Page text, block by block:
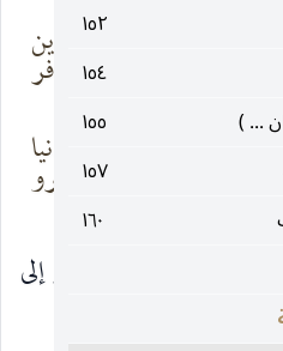
١٥٢
١٥٤
... )
١٥٥
١٥٧
١٦٠
ولست أبيع الدين
بالرشح والدفر
هي العار في الدنيا
على الال من عمرو
محمد أنه كتب عمرو إلى